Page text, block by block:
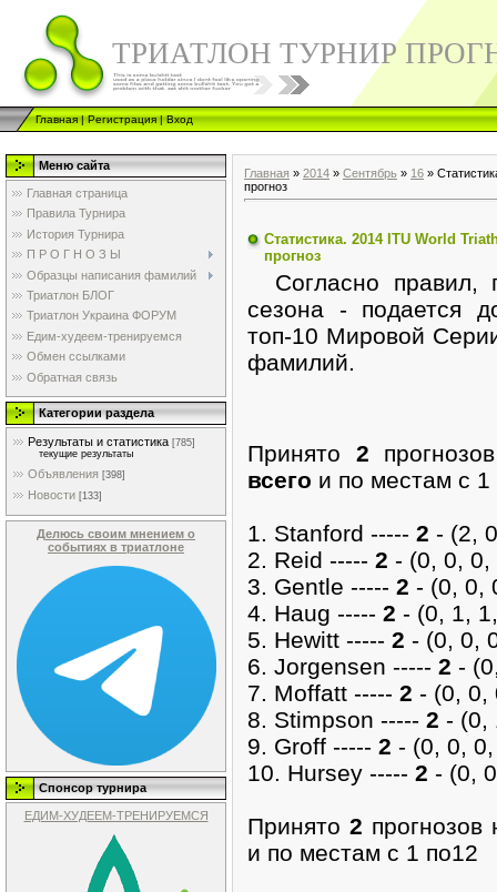
ТРИАТЛОН ТУРНИР
Главная|Регистрация|Вход
Меню сайта
Главная страница
Правила Турнира
История Турнира
П Р О Г Н О З Ы
Образцы написания фамилий
Триатлон БЛОГ
Триатлон Украина ФОРУМ
Едим-худеем-тренируемся
Обмен ссылками
Обратная связь
Категории раздела
Результаты и статистика [785]
текущие результаты
Объявления [398]
Новости [133]
Делюсь своим мнением о
событиях в триатлоне
Спонсор турнира
ЕДИМ-ХУДЕЕМ-ТРЕНИРУЕМСЯ
Главная » 2014 » Сентябрь » 16 »
прогноз
Статистика. 2014 ITU World
прогноз
Согласно правил,
сезона - подается
топ-10 Мировой
фамилий.
Принято 2
всего и по местам с 1
1. Stanford ----- 2 - (2,
2. Reid ----- 2 - (0, 0,
3. Gentle ----- 2 - (0, 0,
4. Haug ----- 2 - (0, 1,
5. Hewitt ----- 2 - (0, 0,
6. Jorgensen ----- 2 -
7. Moffatt ----- 2 - (0, 0,
8. Stimpson ----- 2 - (0,
9. Groff ----- 2 - (0, 0,
10. Hursey ----- 2 - (0,
Принято 2
и по местам с 1 по12